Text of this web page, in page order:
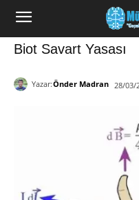
Biot Savart Yasası
Yazar:Önder Madran 28/03/